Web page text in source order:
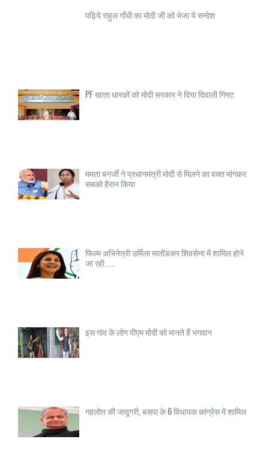
पढ़िये राहुल गाँधी का मोदी जी को भेजा ये सन्देश
PF खाता धारकों को मोदी सरकार ने दिया दिवाली गिफ्ट
ममता बनर्जी ने प्रधानमंत्री मोदी से मिलने का वक्त मांगकर
सबको हैरान किया
फिल्म अभिनेत्री उर्मिला मातोंडकर शिवसेना में शामिल होने
जा रही….
इस गांव के लोग पीएम मोदी को मानते हैं भगवान
गहलोत की जादूगरी, बसपा के 6 विधायक कांग्रेस में शामिल